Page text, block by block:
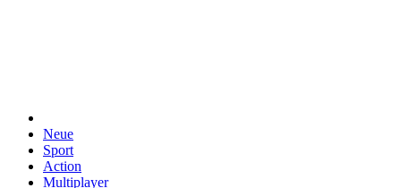
Neue
Sport
Action
Multiplayer